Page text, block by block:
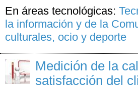
En áreas tecnológicas:
la información y de la
culturales, ocio y deporte
Medición de la
satisfacción del